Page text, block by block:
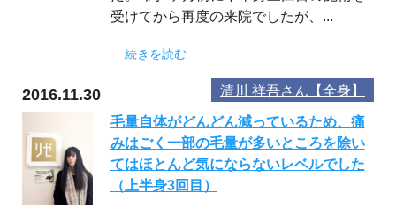
受けてから再度の来院でしたが、...
続きを読む
2016.11.30 清川 祥吾さん【全身】
毛量自体がどんどん減っているため、痛
みはごく一部の毛量が多いところを除い
てはほとんど気にならないレベルでした
（上半身3回目）